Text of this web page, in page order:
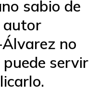
sabio de
autor
no
servir